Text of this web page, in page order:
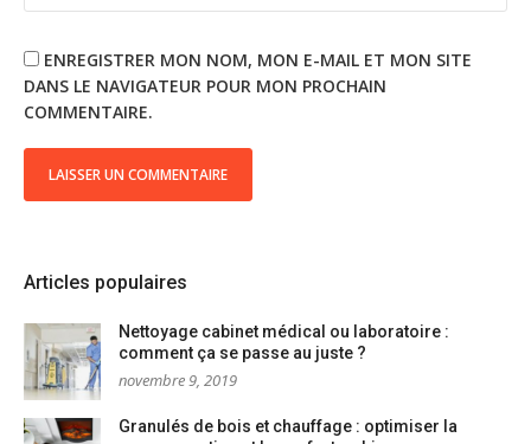
ENREGISTRER MON NOM, MON E-MAIL ET MON SITE
DANS LE NAVIGATEUR POUR MON PROCHAIN
COMMENTAIRE.
Articles populaires
Nettoyage cabinet médical ou laboratoire :
comment ça se passe au juste ?
novembre 9, 2019
Granulés de bois et chauffage : optimiser la